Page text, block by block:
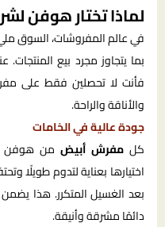
لماذا تختار هوفن
في عالم المفروشات، السوق
بما يتجاوز مجرد بيع المنتجات.
فأنت لا تحصلين فقط على
والأناقة والراحة.
جودة عالية في الخامات
كلمفرش أبيض من هوفن
اختيارها بعناية لتدوم طويلًا
بعد الغسيل المتكرر. هذا
دائمًا مشرقة وأنيقة.